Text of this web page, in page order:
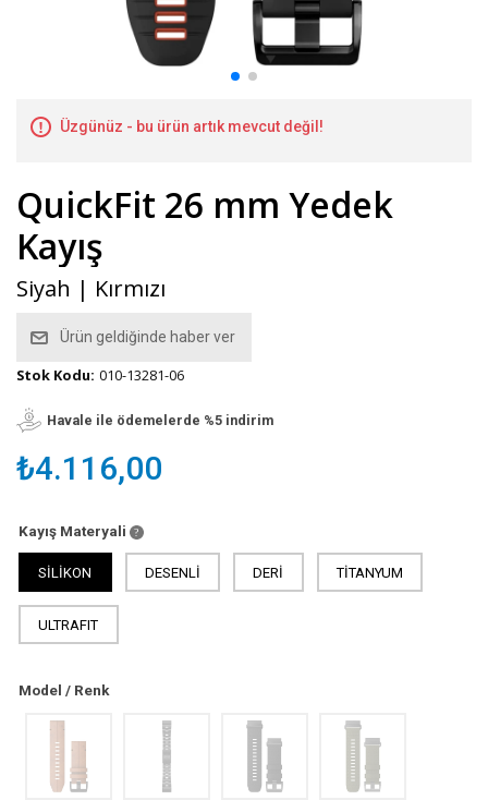
Üzgünüz - bu ürün artık mevcut değil!
QuickFit 26 mm Yedek
Kayış
Siyah | Kırmızı
Ürün geldiğinde haber ver
Stok Kodu: 010-13281-06
Havale ile ödemelerde %5 indirim
₺4.116,00
Kayış Materyali
SİLİKON DESENLİ DERİ TİTANYUM
ULTRAFIT
Model / Renk